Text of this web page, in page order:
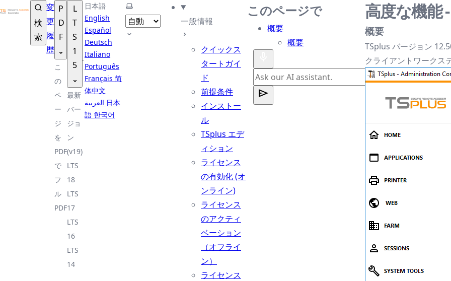
TSplus ドキュメンテーション ®
検
索
変
更
履
歴
P
D
F
こ
の
ペ
ー
ジ
を
PDF
で
フ
ル
PDF
L
T
S
1
5
最新
バー
ジョ
ン
(v19)
LTS
18
LTS
17
LTS
16
LTS
14
日本語
English
Español
Deutsch
Italiano
Português
Français简
体中文
日本
語 한국어
テーマを選択
一般情報
クイックス
タートガイ
ド
前提条件
インストー
ル
TSplus エデ
ィション
ライセンス
の有効化 (オ
ンライン)
ライセンス
のアクティ
ベーション
（オフライ
ン）
ライセンス
このページで
概要
概要
高度な機能
概要
TSplus バージョン
クライアントワークス